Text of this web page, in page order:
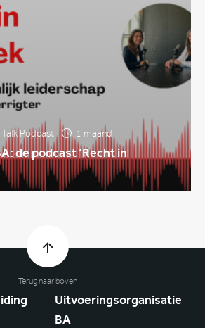
Podcast 1 maand
de podcast ‘Recht in
Terug naar boven
Uitvoeringsorganisatie
BA